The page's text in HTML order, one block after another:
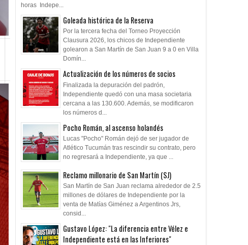
horas Indepe...
Goleada histórica de la Reserva
Por la tercera fecha del Torneo Proyección
Clausura 2026, los chicos de Independiente
golearon a San Martín de San Juan 9 a 0 en Villa
Domín...
Actualización de los números de socios
Finalizada la depuración del padrón,
Independiente quedó con una masa societaria
cercana a las 130.600. Además, se modificaron
los números d...
Pocho Román, al ascenso holandés
Lucas "Pocho" Román dejó de ser jugador de
Atlético Tucumán tras rescindir su contrato, pero
no regresará a Independiente, ya que ...
Reclamo millonario de San Martín (SJ)
San Martín de San Juan reclama alrededor de 2.5
millones de dólares de Independiente por la
venta de Matías Giménez a Argentinos Jrs,
consid...
Gustavo López: "La diferencia entre Vélez e
Independiente está en las Inferiores"